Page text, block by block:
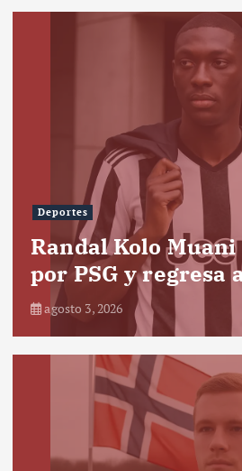
Deportes
Randal Kolo
por PSG y regresa
agosto 3, 2026